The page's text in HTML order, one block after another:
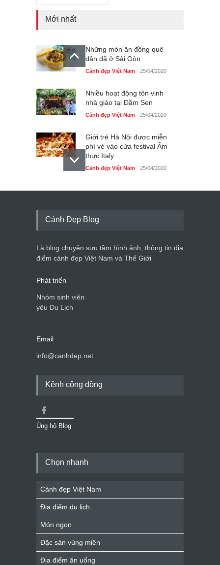
Mới nhất
Những món ăn đồng quê
dân dã ở Sài Gòn
Cảnh đẹp Việt Nam 25/04/2020
Nhiều hoạt động tôn vinh
nhà giáo tại Đầm Sen
Cảnh đẹp Việt Nam 25/04/2020
Giới trẻ Hà Nội được miễn
phí vé vào cửa festival Ẩm
thực Italy
Cảnh đẹp Việt Nam 25/04/2020
Tam giác mạch khoe sắc
du lịch quốc gia
Cảnh đẹp Việt Nam 24/04/2020
Cảnh Đẹp Blog
Là blog chuyên sưu tầm hình ảnh, thông tin địa
điểm cảnh đẹp Việt Nam và Thế Giới
Phát triển
Nhóm sinh viên
yêu Du Lịch
Email
info@canhdep.net
Kênh cộng đồng
Ủng hộ Blog
Chọn nhanh
Cảnh đẹp Việt Nam
Địa điểm du lịch
Món ngon
Đặc sản vùng miền
Địa điểm ăn uống